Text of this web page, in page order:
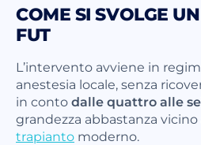
COME SI SVOLGE
FUT
L’intervento avviene in
anestesia locale, senza
in contodalle quattro alle
grandezza abbastanza vicino
trapianto moderno.